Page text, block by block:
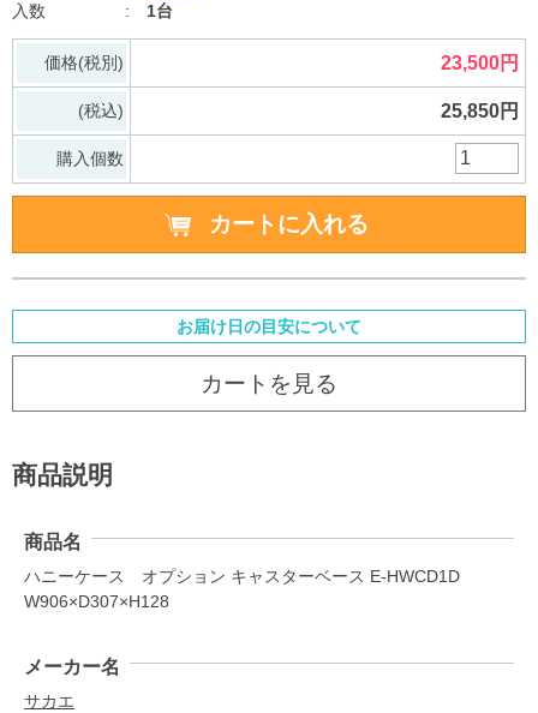
1台
価格(税別) 23,500円
(税込) 25,850円
購入個数
お届け日の目安について
カートを見る
商品説明
商品名
ハニーケース オプション キャスターベース E-HWCD1D
W906×D307×H128
メーカー名
サカエ